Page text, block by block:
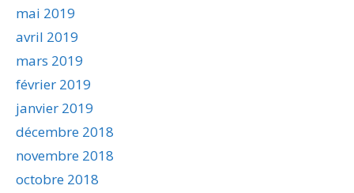
mai 2019
avril 2019
mars 2019
février 2019
janvier 2019
décembre 2018
novembre 2018
octobre 2018